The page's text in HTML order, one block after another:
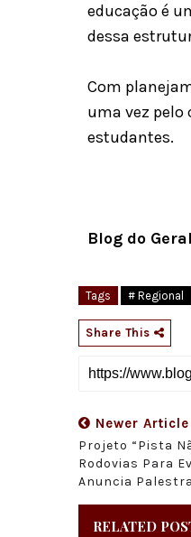
educação é
dessa
Com
uma vez pelo
estudantes.
Blog do
Tags # Regional
Share This
Newer Article
Projeto “Pista
Rodovias Para
Anuncia
RELATED